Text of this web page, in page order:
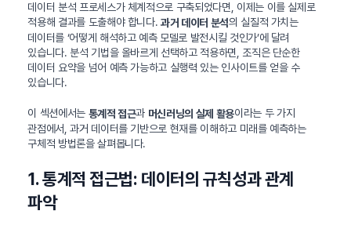
데이터 분석 프로세스가 체계적으로 구축되었다면, 이제는 이를 실제로
적용해 결과를 도출해야 합니다.과거 데이터 분석의 실질적 가치는
데이터를 ‘어떻게 해석하고 예측 모델로 발전시킬 것인가’에 달려
있습니다. 분석 기법을 올바르게 선택하고 적용하면, 조직은 단순한
데이터 요약을 넘어 예측 가능하고 실행력 있는 인사이트를 얻을 수
있습니다.
이 섹션에서는 통계적 접근과 머신러닝의 실제 활용이라는 두 가지
관점에서, 과거 데이터를 기반으로 현재를 이해하고 미래를 예측하는
구체적 방법론을 살펴봅니다.
1. 통계적 접근법: 데이터의 규칙성과 관계
파악